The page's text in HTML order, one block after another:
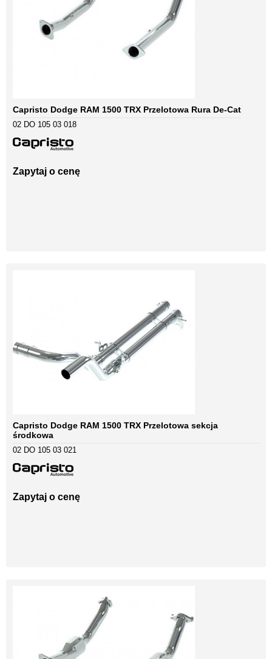
Capristo Dodge RAM 1500 TRX Przelotowa Rura De-Cat
02 DO 105 03 018
Zapytaj o cenę
Capristo Dodge RAM 1500 TRX Przelotowa sekcja
środkowa
02 DO 105 03 021
Zapytaj o cenę